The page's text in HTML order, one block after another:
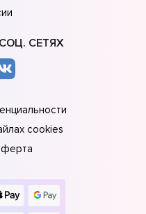
СОЦ. СЕТЯХ
cookies